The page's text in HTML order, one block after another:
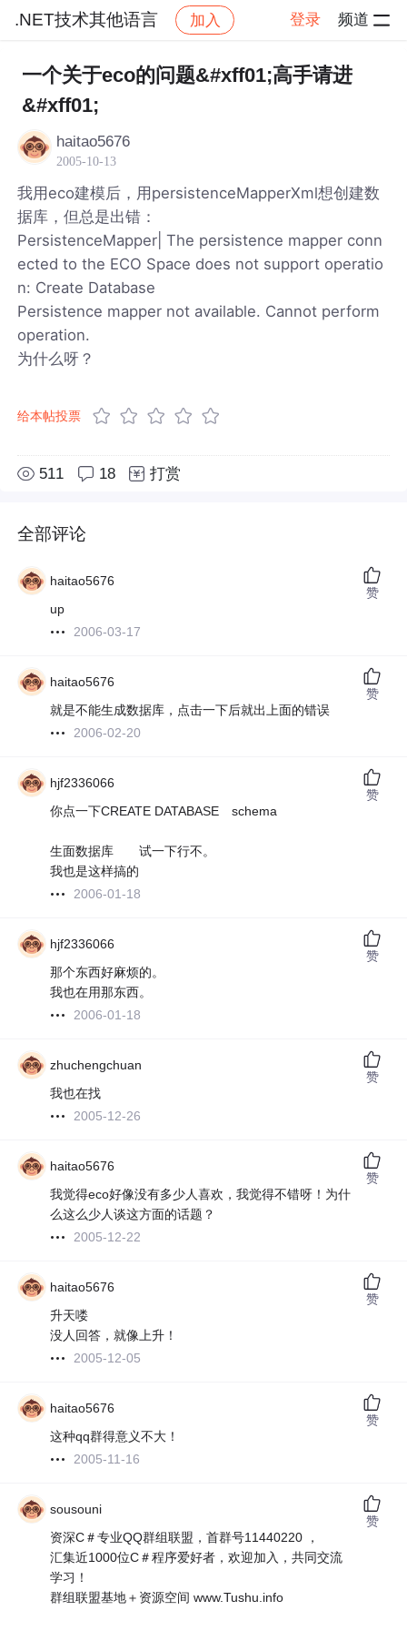
.NET技术其他语言 加入 登录 频道
社区 .NET技术其他语言 帖子详情
一个关于eco的问题&#xff01;高手请进
&#xff01;
haitao5676
2005-10-13
我用eco建模后，用persistenceMapperXml想创建数
据库，但总是出错：
PersistenceMapper| The persistence mapper conn
ected to the ECO Space does not support operatio
n: Create Database
Persistence mapper not available. Cannot perform
operation.
为什么呀？
给本帖投票
511 18 打赏
全部评论
haitao5676
up
2006-03-17
赞
haitao5676
就是不能生成数据库，点击一下后就出上面的错误
2006-02-20
赞
hjf2336066
你点一下CREATE DATABASE schema
生面数据库 试一下行不。
我也是这样搞的
2006-01-18
赞
hjf2336066
那个东西好麻烦的。
我也在用那东西。
2006-01-18
赞
zhuchengchuan
我也在找
2005-12-26
赞
haitao5676
我觉得eco好像没有多少人喜欢，我觉得不错呀！为什
么这么少人谈这方面的话题？
2005-12-22
赞
haitao5676
升天喽
没人回答，就像上升！
2005-12-05
赞
haitao5676
这种qq群得意义不大！
2005-11-16
赞
sousouni
资深C＃专业QQ群组联盟，首群号11440220 ，
汇集近1000位C＃程序爱好者，欢迎加入，共同交流
学习！
群组联盟基地＋资源空间 www.Tushu.info
赞